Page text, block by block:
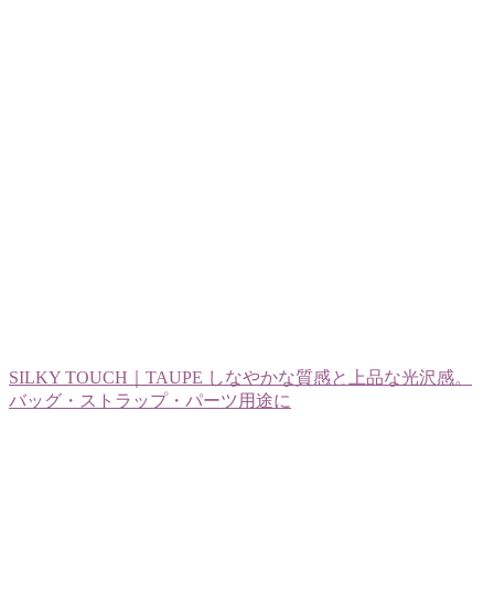
SILKY TOUCH｜TAUPE しなやかな質感と上品な光沢感。
バッグ・ストラップ・パーツ用途に